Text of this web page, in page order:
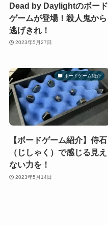
Dead by Daylightのボード
ゲームが登場！殺人鬼から
逃げきれ！
2023年5月27日
ボードゲーム紹介
【ボードゲーム紹介】侍石
（じしゃく）で感じる見え
ない力を！
2023年5月14日